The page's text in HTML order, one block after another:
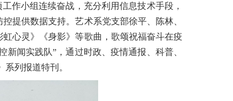
作小组连续奋战，充分利用信息技术手段，
提供数据支持。艺术系党支部徐平、陈林、
心灵》《身影》等歌曲，歌颂祝福奋斗在疫
闻实践队”，通过时政、疫情通报、科普、
列报道特刊。